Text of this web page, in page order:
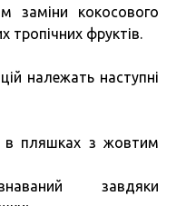
заміни кокосового
тропічних фруктів.
належать наступні
в пляшках з жовтим
завдяки